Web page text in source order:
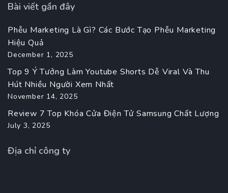
Bài viết gần đây
Phễu Marketing Là Gì? Các Bước Tạo Phễu Marketing
Hiệu Quả
December 1, 2025
Top 9 Ý Tưởng Làm Youtube Shorts Dễ Viral Và Thu
Hút Nhiều Người Xem Nhất
November 14, 2025
Review 7 Top Khóa Cửa Điện Tử Samsung Chất Lượng
July 3, 2025
Địa chỉ công ty